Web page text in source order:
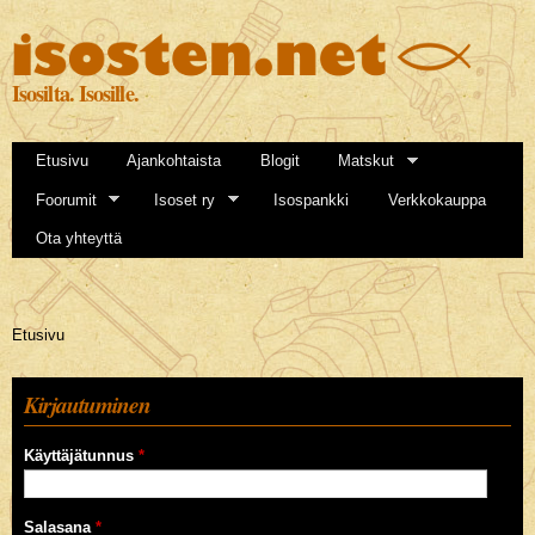
Hyppää
pääsisältöön
Isosilta. Isosille.
Etusivu Ajankohtaista Blogit Matskut
Foorumit Isoset ry Isospankki Verkkokauppa
Ota yhteyttä
Olet täällä
Etusivu
Kirjautuminen
Käyttäjätunnus *
Salasana *